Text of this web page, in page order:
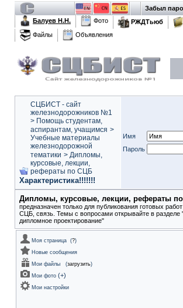
Забыл
Балуев Н.Н.
Фото РЖДТьюб
Файлы
Объявления
СЦБИСТ - сайт
железнодорожников №1
> Помощь студентам,
аспирантам, учащимся >
Учебные материалы
железнодорожной
тематики > Дипломы,
курсовые, лекции,
рефераты по СЦБ
Характеристика!!!!!!!
Имя
Пароль
Дипломы, курсовые, лекции, рефераты
предназначен только для публикования готовых
СЦБ, связь. Темы с вопросами открывайте в разделе
дипломное проектирование"
Моя страница (?)
Новые сообщения
Мои файлы
(загрузить)
Мои фото (+)
Мои настройки